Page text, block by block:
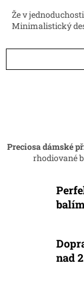
Že v
Minimalistický
Preciosa dámské
rhodiované
nad